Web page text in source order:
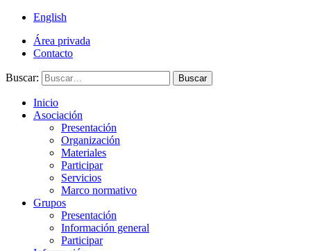
English
Área privada
Contacto
Buscar: Buscar
Inicio
Asociación
Presentación
Organización
Materiales
Participar
Servicios
Marco normativo
Grupos
Presentación
Información general
Participar